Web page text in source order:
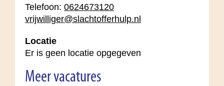
Telefoon: 0624673120
vrijwilliger@slachtofferhulp.nl
Locatie
Er is geen locatie opgegeven
Meer vacatures